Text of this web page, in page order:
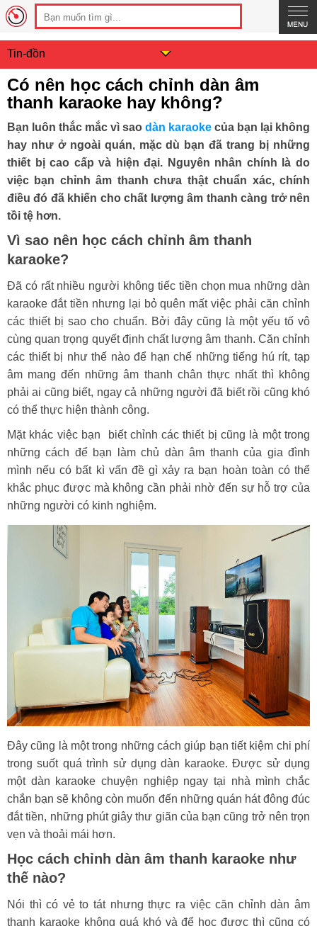
Tin-đồn
Có nên học cách chỉnh dàn âm
thanh karaoke hay không?
Bạn luôn thắc mắc vì sao dàn karaoke của bạn lại không
hay như ở ngoài quán, mặc dù bạn đã trang bị những
thiết bị cao cấp và hiện đại. Nguyên nhân chính là do
việc bạn chỉnh âm thanh chưa thật chuẩn xác, chính
điều đó đã khiến cho chất lượng âm thanh càng trở nên
tồi tệ hơn.
Vì sao nên học cách chỉnh âm thanh
karaoke?
Đã có rất nhiều người không tiếc tiền chọn mua những dàn
karaoke đắt tiền nhưng lại bỏ quên mất việc phải căn chỉnh
các thiết bị sao cho chuẩn. Bởi đây cũng là một yếu tố vô
cùng quan trọng quyết định chất lượng âm thanh. Căn chỉnh
các thiết bị như thế nào để hạn chế những tiếng hú rít, tạp
âm mang đến những âm thanh chân thực nhất thì không
phải ai cũng biết, ngay cả những người đã biết rồi cũng khó
có thể thực hiện thành công.
Mặt khác việc bạn biết chỉnh các thiết bị cũng là một trong
những cách để bạn làm chủ dàn âm thanh của gia đình
mình nếu có bất kì vấn đề gì xảy ra bạn hoàn toàn có thể
khắc phục được mà không cần phải nhờ đến sự hỗ trợ của
những người có kinh nghiệm.
Đây cũng là một trong những cách giúp bạn tiết kiệm chi phí
trong suốt quá trình sử dụng dàn karaoke. Được sử dụng
một dàn karaoke chuyện nghiệp ngay tại nhà mình chắc
chắn bạn sẽ không còn muốn đến những quán hát đông đúc
đắt tiền, những phút giây thư giãn của bạn cũng trở nên trọn
vẹn và thoải mái hơn.
Học cách chỉnh dàn âm thanh karaoke như
thế nào?
Nói thì có vẻ to tát nhưng thực ra việc căn chỉnh dàn âm
thanh karaoke không quá khó và để học được thì cũng có